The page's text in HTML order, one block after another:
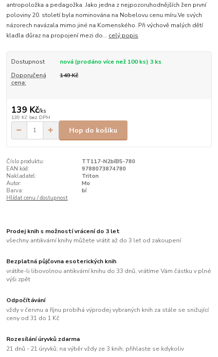
antropoložka a pedagožka. Jako jedna z nejpozoruhodnějších žen první
poloviny 20. století byla nominována na Nobelovu cenu míru.Ve svých
názorech navázala mimo jiné na Komenského. Při výchově malých dětí
kladla důraz na propojení mezi do... celý popis
Dostupnost
nová (prodáno více než 100 ks) 3 ks
Doporučená
cena:
149 Kč
139 Kč/ks
139 Kč bez DPH
Hop do košíku
Číslo produktu:
TT117-N2bíB5-780
EAN kód:
9788073874780
Nakladatel:
Triton
Autor:
Mo
Barva:
bí
Hlídat cenu / dostupnost
Prodej knih s možností vrácení do 3 let
všechny antikvární knihy můžete vrátit až do 3 let od zakoupení
Bezplatná půjčovna esoterických knih
vrátíte-li libovolnou antikvární knihu do 33 dnů, vrátíme Vám částku v plné
výši zpět
Odpočítávání
vždy v červnu a říjnu probíhá výprodej vybraných knih za stále se snižující
ceny od 31 do 1 Kč
Rozesílání úryvků zdarma
21 dnů - 21 úryvků; na výběr vždy ze 3 knih; přihlaste se kdykoliv